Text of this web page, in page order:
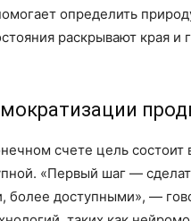
определить
раскрывают края
счете цель
«Первый шаг —
более доступными», —